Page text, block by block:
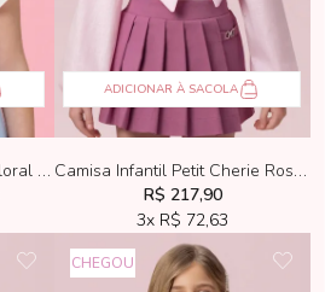
Blusa Infantil Mon Sucré Floral Manga Babadinho
ADICIONAR À SACOLA
Camisa Infantil Petit Cherie Rosa Com Maxi Laço
R$ 217,90
3x R$ 72,63
CHEGOU